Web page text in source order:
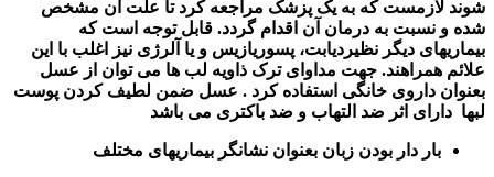
شوند لازمست که به یک پزشک مراجعه کرد تا علت آن مشخص
شده و نسبت به درمان آن اقدام گردد. قابل توجه است که
بیماریهای دیگر نظیردیابت، پسوریازیس و یا آلرژی نیز اغلب با این
علائم همراهند. جهت مداوای ترک ذاویه لب ها می توان از عسل
بعنوان داروی خانگی استفاده کرد . عسل ضمن لطیف کردن پوست
لبها دارای اثر ضد التهاب و ضد باکتری می باشد
بار دار بودن زبان بعنوان نشانگر بیماریهای مختلف